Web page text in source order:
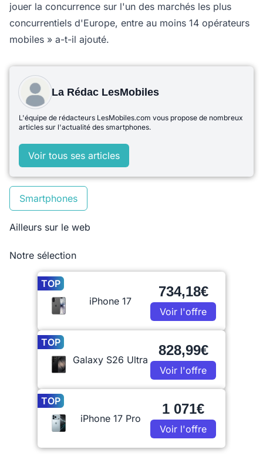
jouer la concurrence sur l'un des marchés les plus
concurrentiels d'Europe, entre au moins 14 opérateurs
mobiles » a-t-il ajouté.
La Rédac LesMobiles
L'équipe de rédacteurs LesMobiles.com vous propose de nombreux
articles sur l'actualité des smartphones.
Voir tous ses articles
Smartphones
Ailleurs sur le web
Notre sélection
TOP
iPhone 17
734,18€
Voir l'offre
TOP
Galaxy S26 Ultra
828,99€
Voir l'offre
TOP
iPhone 17 Pro
1 071€
Voir l'offre